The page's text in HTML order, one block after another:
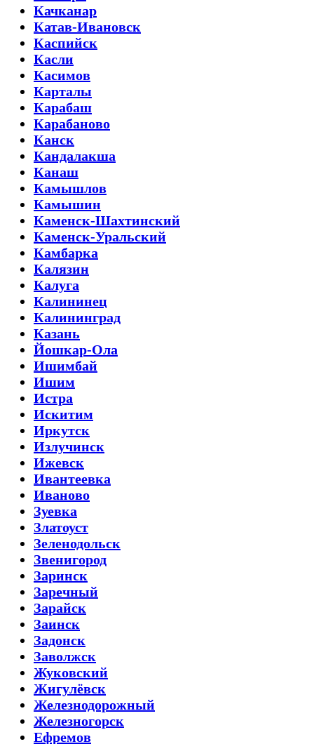
Качканар
Катав-Ивановск
Каспийск
Касли
Касимов
Карталы
Карабаш
Карабаново
Канск
Кандалакша
Канаш
Камышлов
Камышин
Каменск-Шахтинский
Каменск-Уральский
Камбарка
Калязин
Калуга
Калининец
Калининград
Казань
Йошкар-Ола
Ишимбай
Ишим
Истра
Искитим
Иркутск
Излучинск
Ижевск
Ивантеевка
Иваново
Зуевка
Златоуст
Зеленодольск
Звенигород
Заринск
Заречный
Зарайск
Заинск
Задонск
Заволжск
Жуковский
Жигулёвск
Железнодорожный
Железногорск
Ефремов